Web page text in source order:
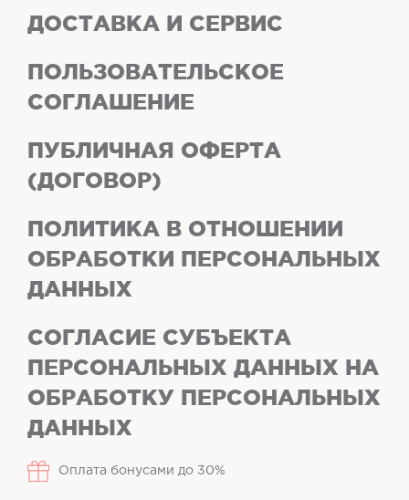
ДОСТАВКА И СЕРВИС
ПОЛЬЗОВАТЕЛЬСКОЕ
СОГЛАШЕНИЕ
ПУБЛИЧНАЯ ОФЕРТА
(ДОГОВОР)
ПОЛИТИКА В ОТНОШЕНИИ
ОБРАБОТКИ ПЕРСОНАЛЬНЫХ
ДАННЫХ
СОГЛАСИЕ СУБЪЕКТА
ПЕРСОНАЛЬНЫХ ДАННЫХ НА
ОБРАБОТКУ ПЕРСОНАЛЬНЫХ
ДАННЫХ
Оплата бонусами до 30%